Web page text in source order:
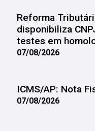
Reforma
disponibiliza
testes em
07/08/2026
ICMS/AP: Nota
07/08/2026